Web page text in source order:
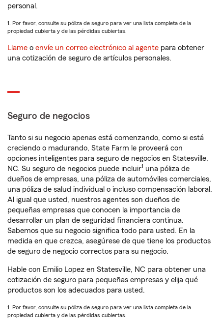
personal.
1. Por favor, consulte su póliza de seguro para ver una lista completa de la
propiedad cubierta y de las pérdidas cubiertas.
Llame o envíe un correo electrónico al agente para obtener
una cotización de seguro de artículos personales.
Seguro de negocios
Tanto si su negocio apenas está comenzando, como si está
creciendo o madurando, State Farm le proveerá con
opciones inteligentes para seguro de negocios en Statesville,
NC. Su seguro de negocios puede incluir1 una póliza de
dueños de empresas, una póliza de automóviles comerciales,
una póliza de salud individual o incluso compensación laboral.
Al igual que usted, nuestros agentes son dueños de
pequeñas empresas que conocen la importancia de
desarrollar un plan de seguridad financiera continua.
Sabemos que su negocio significa todo para usted. En la
medida en que crezca, asegúrese de que tiene los productos
de seguro de negocio correctos para su negocio.
Hable con Emilio Lopez en Statesville, NC para obtener una
cotización de seguro para pequeñas empresas y elija qué
productos son los adecuados para usted.
1. Por favor, consulte su póliza de seguro para ver una lista completa de la
propiedad cubierta y de las pérdidas cubiertas.